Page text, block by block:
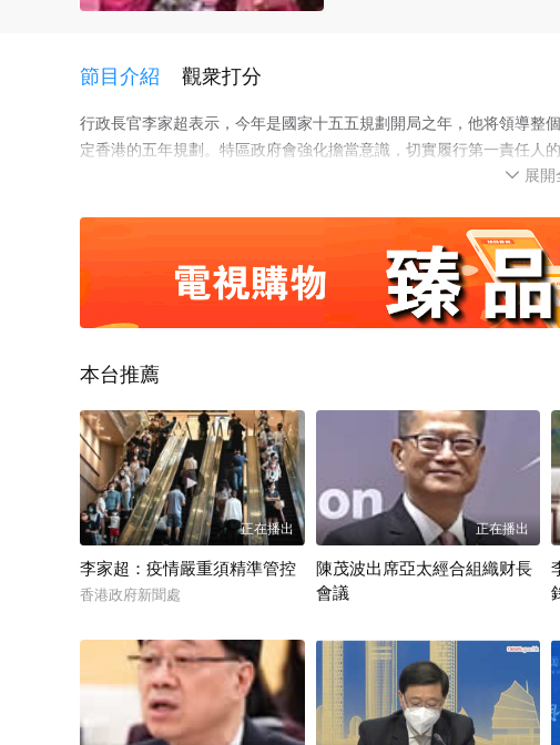
節目介紹 觀衆打分
行政長官李家超表示，今年是國家十五五規劃開局之年，他将領導整
定香港的五年規劃。特區政府會強化擔當意識，切實履行第一責任人
李家超2月4日出席中央人民政府駐香港特别行政區聯絡辦公室2026
氣的第一個節氣---立春。一年之計在于春，我很高興今天晚上，與各
香港在邁向由治及興的征程上穩步前行。2025年，香港經濟達到
續成爲全球最自由經濟體，世界競争力上升至全球第三，人才排名和
11,000家的曆史新高。 這些成就，都是來自國家堅實支持、特區政
略，深化國際交往合作，奮力譜寫「一國兩制」行穩緻遠的壯麗篇章
先驅，主動融入和服務國家發展大局。今年是國家十五五規劃的開局
劃框架，并首次制定香港的五年規劃。特區政府會強化擔當意識，切
我們将深化與粵港澳大灣區城市的全方位合作，強化規則銜接、機制
濟發展的千裏馬。特區政府将鞏固提升香港國際金融、航運、貿易
正加速建立國際黃金交易市場，同時推動更多高增值産業落戶北部
和投資機會。香港會不遠千裏，奔馳四海，鞏固與傳統經濟體的聯系
班，對接内地蓬勃發展的生産力、香港國際知名的專業服務、環球買
經濟高質量發展。 第三，蹄疾步穩，持續提升廣大市民的民生福祉
《雇傭條例》下連續性合約新規定已生效，香港中醫醫院投入服務，
搭建更廣闊的舞台。 第四，一馬當先，堅持和完善行政主導，提升
之一。新的一年，我會帶領管治團隊進一步履行行政主導，促進行政
主導融入治理不同的環節，進一步深化改革，把高效市場和有爲政
歲，天地煥新，萬馬奔騰，繁華似錦。各位，馬年的新征程快将展
 展開
本台推薦
正在播出
李家超：疫情嚴重須精準管控
香港政府新聞處
正在播出
陳茂波出席亞太經合組織财長
會議